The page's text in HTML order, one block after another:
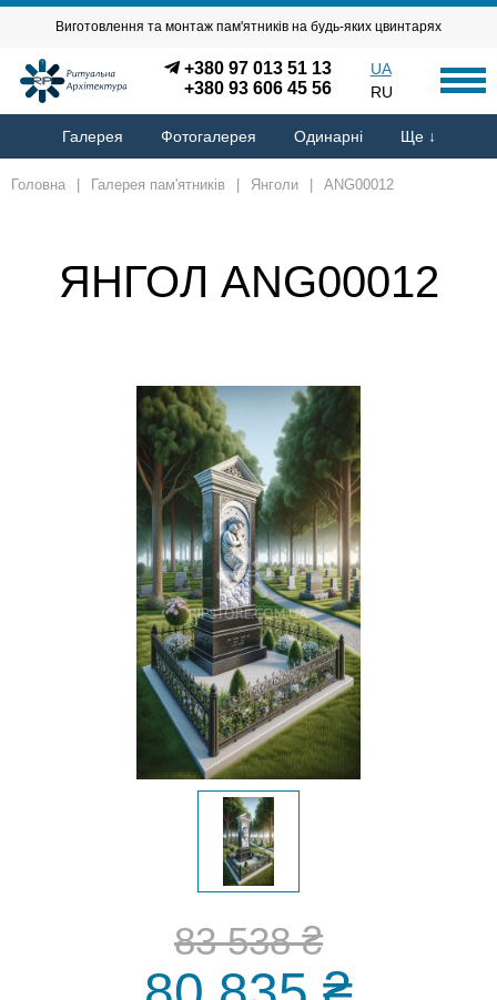
Виготовлення та монтаж пам'ятників на будь-яких цвинтарях
+380 97 013 51 13
+380 93 606 45 56
UA
RU
Галерея Фотогалерея Одинарні Ще ↓
Головна Галерея пам'ятників Янголи ANG00012
ЯНГОЛ ANG00012
83 538 ₴